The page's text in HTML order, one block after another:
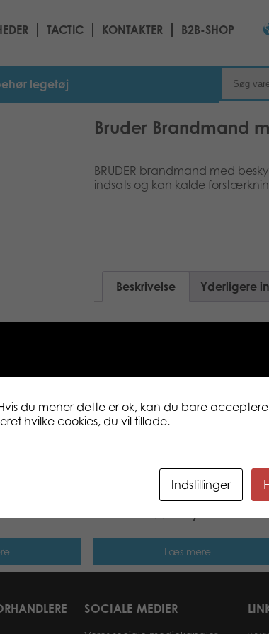
TACTIC KONTAKTER B2B-SHOP
legetøj
Bruder Brandmand
BRUDER brandmand med
indsats og kan kalde
Beskrivelse Yderligere
Brandmanden er klar til
brug. Hvis branden bliver
radioen. BRUDER tilbyder
Bruder John Deere 6920 tractor
Læs mere
SOCIALE MEDIER
du mener dette er ok, kan du bare
hvilke cookies, du vil tillade.
Indstillinger